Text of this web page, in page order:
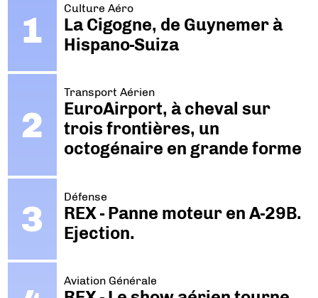
Culture Aéro
La Cigogne, de Guynemer à
Hispano-Suiza
Transport Aérien
EuroAirport, à cheval sur
trois frontières, un
octogénaire en grande forme
Défense
REX - Panne moteur en A-29B.
Ejection.
Aviation Générale